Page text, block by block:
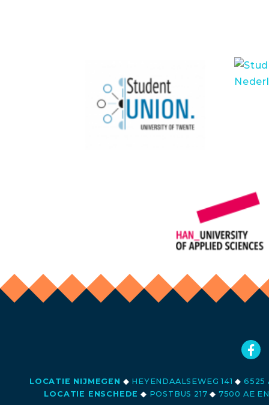
LOCATIE NIJMEGEN ◆ HEYENDAALSEWEG 141◆ 6525
LOCATIE ENSCHEDE ◆ POSTBUS 217◆ 7500 AE